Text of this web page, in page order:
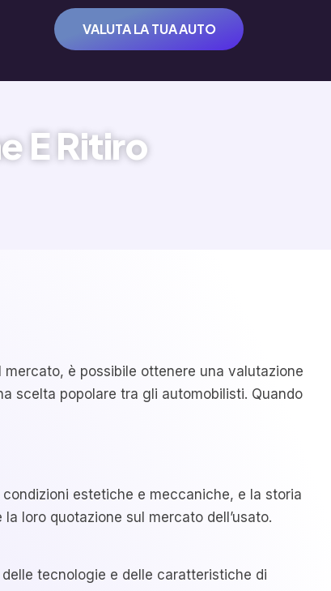
VALUTA LA TUA AUTO
E Ritiro
è possibile ottenere una valutazione
scelta popolare tra gli automobilisti. Quando
estetiche e meccaniche, e la storia
loro quotazione sul mercato dell’usato.
tecnologie e delle caratteristiche di